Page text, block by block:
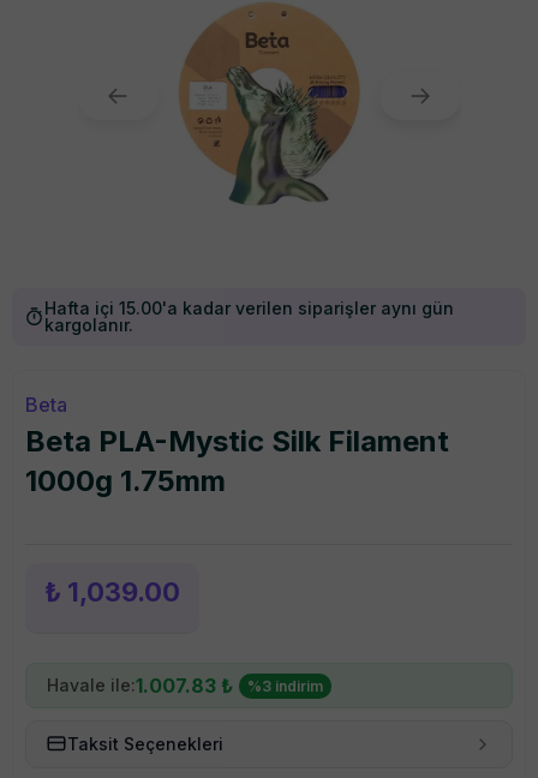
Hafta içi 15.00'a kadar verilen siparişler aynı gün
kargolanır.
Beta
Beta PLA-Mystic Silk Filament
1000g 1.75mm
₺ 1,039.00
Havale ile:1.007.83 ₺ %3 indirim
Taksit Seçenekleri